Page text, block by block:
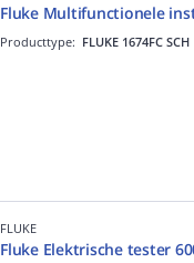
Fluke Multifunctionele
Producttype: FLUKE 1674FC SCH
FLUKE
Fluke Elektrische tester